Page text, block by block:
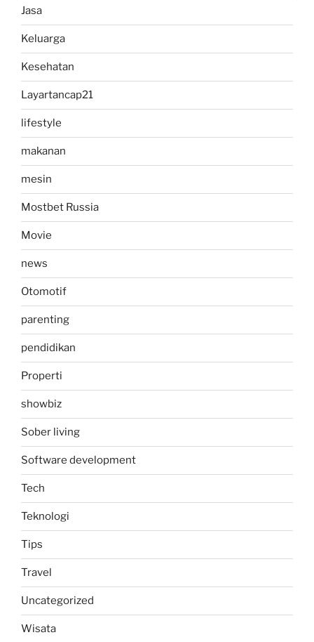
Jasa
Keluarga
Kesehatan
Layartancap21
lifestyle
makanan
mesin
Mostbet Russia
Movie
news
Otomotif
parenting
pendidikan
Properti
showbiz
Sober living
Software development
Tech
Teknologi
Tips
Travel
Uncategorized
Wisata